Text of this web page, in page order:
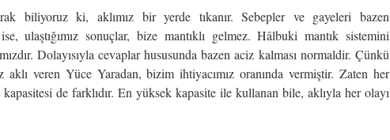
biliyoruz ki, aklımız bir yerde tıkanır. Sebepler ve gayeleri bazen
ulaştığımız sonuçlar, bize mantıklı gelmez. Hâlbuki mantık sistemini
Dolayısıyla cevaplar hususunda bazen aciz kalması normaldir. Çünkü
veren Yüce Yaradan, bizim ihtiyacımız oranında vermiştir. Zaten her
kapasitesi de farklıdır. En yüksek kapasite ile kullanan bile, aklıyla her olayı